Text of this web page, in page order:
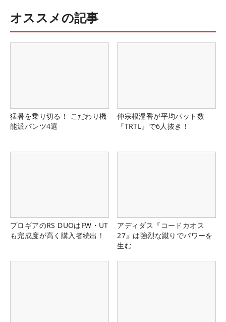
オススメの記事
猛暑を乗り切る！ こだわり機
能派パンツ4選
仲宗根澄香が平均パット数
『TRTL』で6人抜き！
プロギアのRS DUOはFW・UT
も完成度が高く購入者続出！
アディダス『コードカオス
27』は強烈な蹴りでパワーを
生む